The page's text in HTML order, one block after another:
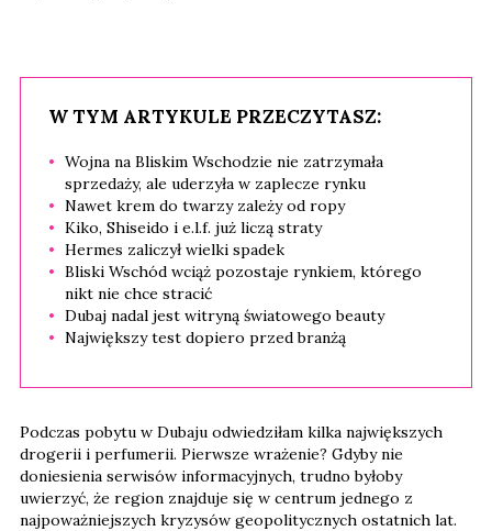
W TYM ARTYKULE PRZECZYTASZ:
Wojna na Bliskim Wschodzie nie zatrzymała
sprzedaży, ale uderzyła w zaplecze rynku
Nawet krem do twarzy zależy od ropy
Kiko, Shiseido i e.l.f. już liczą straty
Hermes zaliczył wielki spadek
Bliski Wschód wciąż pozostaje rynkiem, którego
nikt nie chce stracić
Dubaj nadal jest witryną światowego beauty
Największy test dopiero przed branżą
Podczas pobytu w Dubaju odwiedziłam kilka największych
drogerii i perfumerii. Pierwsze wrażenie? Gdyby nie
doniesienia serwisów informacyjnych, trudno byłoby
uwierzyć, że region znajduje się w centrum jednego z
najpoważniejszych kryzysów geopolitycznych ostatnich lat.